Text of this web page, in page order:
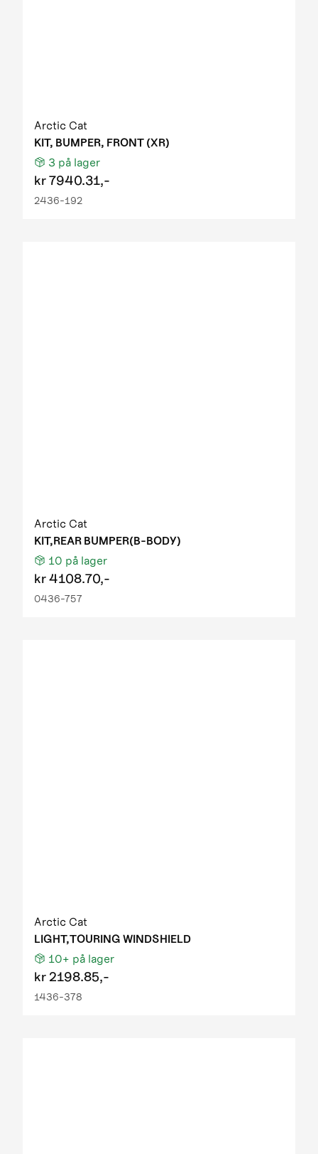
Arctic Cat
KIT, BUMPER, FRONT (XR)
3 på lager
kr7940.31,-
2436-192
Arctic Cat
KIT,REAR BUMPER(B-BODY)
10 på lager
kr4108.70,-
0436-757
Arctic Cat
LIGHT,TOURING WINDSHIELD
10+ på lager
kr 2198.85,-
1436-378